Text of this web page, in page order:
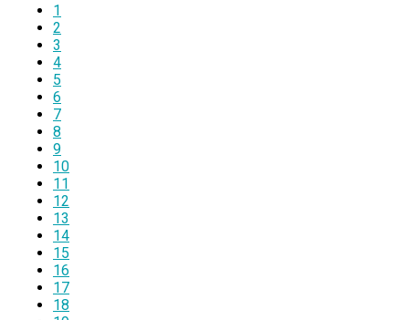
1
2
3
4
5
6
7
8
9
10
11
12
13
14
15
16
17
18